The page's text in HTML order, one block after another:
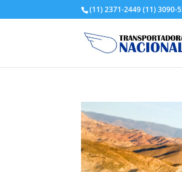
(11) 2371-2449(11) 3090-